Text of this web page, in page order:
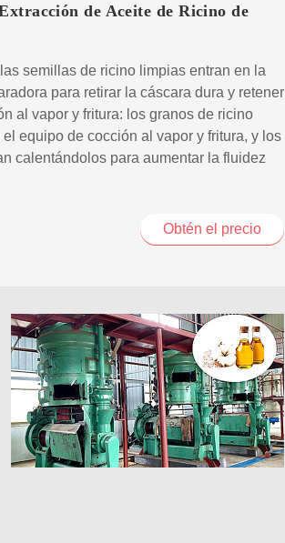
de Aceite de Ricino de
semillas de ricino limpias entran en la
para retirar la cáscara dura y retener
al vapor y fritura: los granos de ricino
equipo de cocción al vapor y fritura, y los
calentándolos para aumentar la fluidez
Obtén el precio